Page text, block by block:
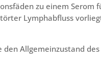
zu einem
Lymphabfluss
den Allgemeinzustand